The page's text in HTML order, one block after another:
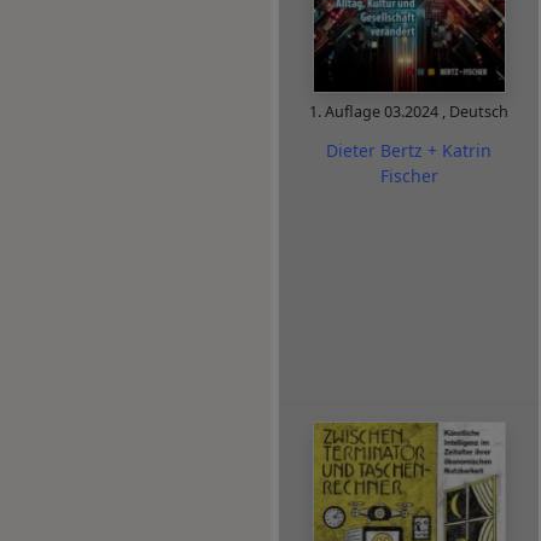
1. Auflage03.2024 , Deutsch
Dieter Bertz + Katrin
Fischer